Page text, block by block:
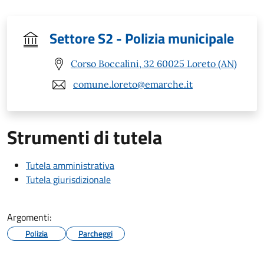
Settore S2 - Polizia municipale
Corso Boccalini, 32 60025 Loreto (AN)
comune.loreto@emarche.it
Strumenti di tutela
Tutela amministrativa
Tutela giurisdizionale
Argomenti:
Polizia Parcheggi